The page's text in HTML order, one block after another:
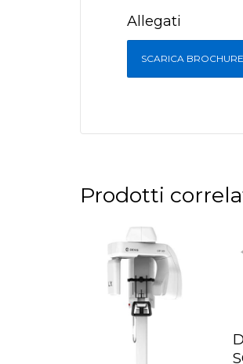
Allegati
SCARICA BROCHURE
Prodotti